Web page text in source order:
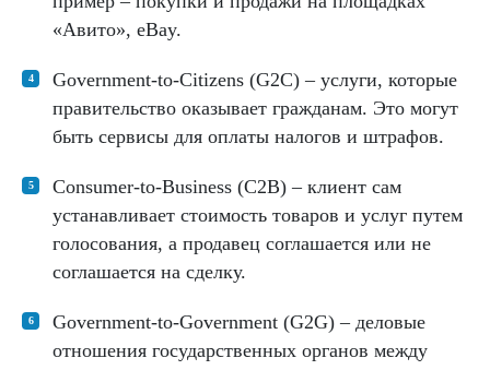
«Авито», eBay.
Government-to-Citizens (G2C) – услуги, которые
правительство оказывает гражданам. Это могут
быть сервисы для оплаты налогов и штрафов.
Consumer-to-Business (C2B) – клиент сам
устанавливает стоимость товаров и услуг путем
голосования, а продавец соглашается или не
соглашается на сделку.
Government-to-Government (G2G) – деловые
отношения государственных органов между